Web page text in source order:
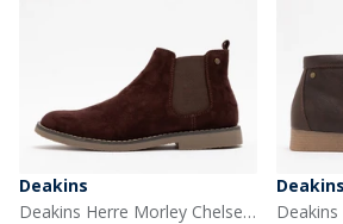
Deakins
Deakins Herre Morley Chelsea Mode støvler Chokoladebrun
Deakins